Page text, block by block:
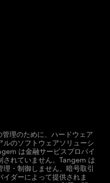
理のために、ハードウェア
のソフトウェアソリューシ
は金融サービスプロバイ
されていません。Tangem は
・制御しません。暗号取引
ダーによって提供されま